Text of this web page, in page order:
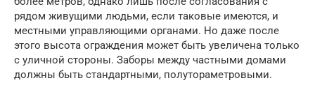
рядом живущими людьми, если таковые имеются, и
местными управляющими органами. Но даже после
этого высота ограждения может быть увеличена только
с уличной стороны. Заборы между частными домами
должны быть стандартными, полутораметровыми.